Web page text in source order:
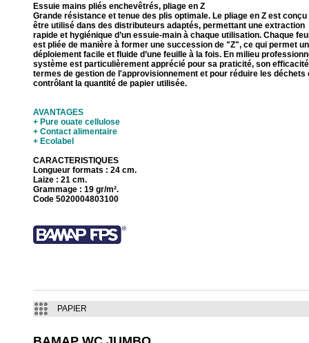
Essuie mains pliés enchevêtrés, pliage en Z
Grande résistance et tenue des plis optimale. Le pliage en Z est conçu
être utilisé dans des distributeurs adaptés, permettant une extraction
rapide et hygiénique d’un essuie-main à chaque utilisation. Chaque
est pliée de manière à former une succession de "Z", ce qui permet un
déploiement facile et fluide d’une feuille à la fois. En milieu
système est particulièrement apprécié pour sa praticité, son
termes de gestion de l'approvisionnement et pour réduire les déchets
contrôlant la quantité de papier utilisée.
AVANTAGES
+ Pure ouate cellulose
+ Contact alimentaire
+ Ecolabel
CARACTERISTIQUES
Longueur formats : 24 cm.
Laize : 21 cm.
Grammage : 19 gr/m².
Code 5020004803100
PAPIER